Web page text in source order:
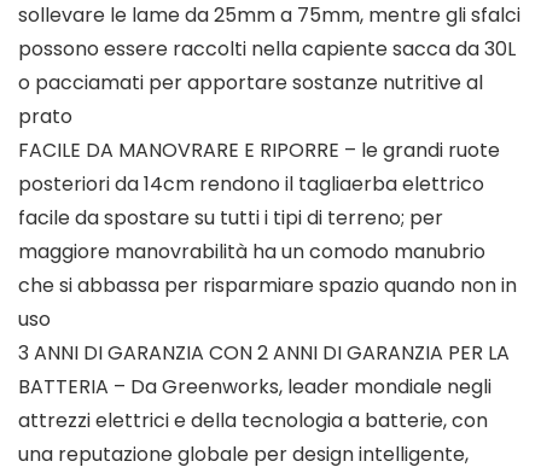
sollevare le lame da 25mm a 75mm, mentre gli sfalci
possono essere raccolti nella capiente sacca da 30L
o pacciamati per apportare sostanze nutritive al
prato
FACILE DA MANOVRARE E RIPORRE – le grandi ruote
posteriori da 14cm rendono il tagliaerba elettrico
facile da spostare su tutti i tipi di terreno; per
maggiore manovrabilità ha un comodo manubrio
che si abbassa per risparmiare spazio quando non in
uso
3 ANNI DI GARANZIA CON 2 ANNI DI GARANZIA PER LA
BATTERIA – Da Greenworks, leader mondiale negli
attrezzi elettrici e della tecnologia a batterie, con
una reputazione globale per design intelligente,